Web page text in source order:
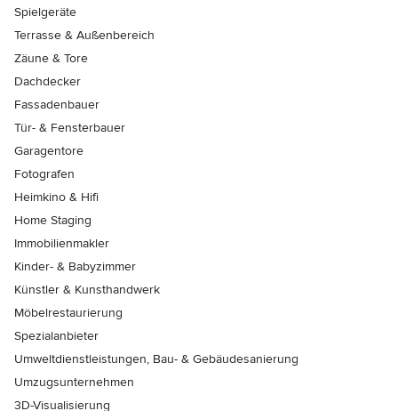
Spielgeräte
Terrasse & Außenbereich
Zäune & Tore
Dachdecker
Fassadenbauer
Tür- & Fensterbauer
Garagentore
Fotografen
Heimkino & Hifi
Home Staging
Immobilienmakler
Kinder- & Babyzimmer
Künstler & Kunsthandwerk
Möbelrestaurierung
Spezialanbieter
Umweltdienstleistungen, Bau- & Gebäudesanierung
Umzugsunternehmen
3D-Visualisierung